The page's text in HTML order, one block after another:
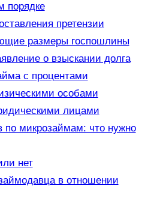
порядке
претензии
размеры госпошлины
о взыскании долга
с процентами
особами
лицами
по микрозаймам: что нужно
нет
в отношении